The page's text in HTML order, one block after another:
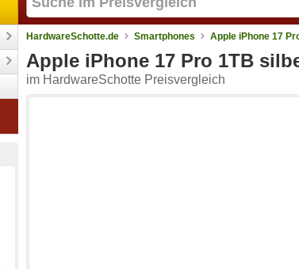
HardwareSchotte.de Smartphones Apple iPhone 17
Apple iPhone 17 Pro 1TB
im HardwareSchotte Preisvergleich